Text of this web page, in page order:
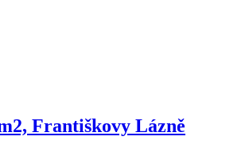
Františkovy Lázně